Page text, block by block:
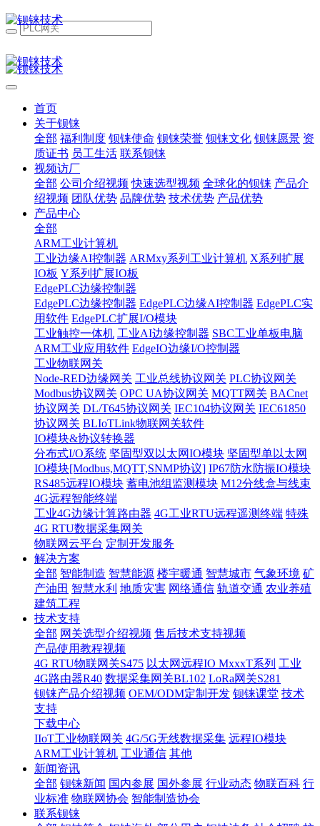
首页
关于钡铼
全部 福利制度 钡铼使命 钡铼荣誉 钡铼文化 钡铼愿景 资
质证书 员工生活 联系钡铼
视频访厂
全部 公司介绍视频 快速选型视频 全球化的钡铼 产品介
绍视频 团队优势 品牌优势 技术优势 产品优势
产品中心
全部
ARM工业计算机
工业边缘AI控制器 ARMxy系列工业计算机 X系列扩展
IO板 Y系列扩展IO板
EdgePLC边缘控制器
EdgePLC边缘控制器 EdgePLC边缘AI控制器 EdgePLC实
用软件 EdgePLC扩展I/O模块
工业触控一体机 工业AI边缘控制器 SBC工业单板电脑
ARM工业应用软件 EdgeIO边缘I/O控制器
工业物联网关
Node-RED边缘网关 工业总线协议网关 PLC协议网关
Modbus协议网关 OPC UA协议网关 MQTT网关 BACnet
协议网关 DL/T645协议网关 IEC104协议网关 IEC61850
协议网关 BLIoTLink物联网关软件
IO模块&协议转换器
分布式I/O系统 坚固型双以太网IO模块 坚固型单以太网
IO模块[Modbus,MQTT,SNMP协议] IP67防水防振IO模块
RS485远程IO模块 蓄电池组监测模块 M12分线盒与线束
4G远程智能终端
工业4G边缘计算路由器 4G工业RTU远程遥测终端 特殊
4G RTU数据采集网关
物联网云平台 定制开发服务
解决方案
全部 智能制造 智慧能源 楼宇暖通 智慧城市 气象环境 矿
产油田 智慧水利 地质灾害 网络通信 轨道交通 农业养殖
建筑工程
技术支持
全部 网关选型介绍视频 售后技术支持视频
产品使用教程视频
4G RTU物联网关S475 以太网远程IO MxxxT系列 工业
4G路由器R40 数据采集网关BL102 LoRa网关S281
钡铼产品介绍视频 OEM/ODM定制开发 钡铼课堂 技术
支持
下载中心
IIoT工业物联网关 4G/5G无线数据采集 远程IO模块
ARM工业计算机 工业通信 其他
新闻资讯
全部 钡铼新闻 国内参展 国外参展 行业动态 物联百科 行
业标准 物联网协会 智能制造协会
联系钡铼